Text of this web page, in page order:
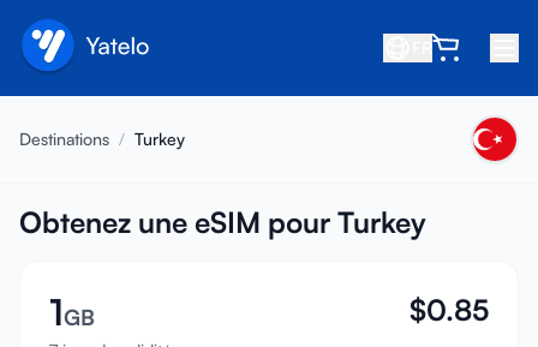
À propos
Parrainer un ami
Destinations / Turkey
Obtenez une eSIM pour Turkey
1GB $0.85